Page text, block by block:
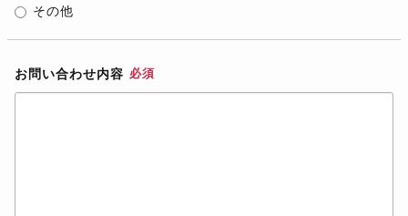
その他
お問い合わせ内容 必須